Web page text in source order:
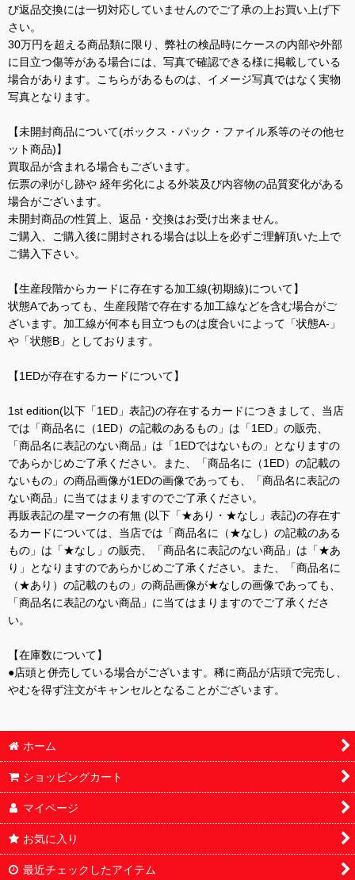
び返品交換には一切対応していませんのでご了承の上お買い上げ下
さい。
30万円を超える商品類に限り、弊社の検品時にケースの内部や外部
に目立つ傷等がある場合には、写真で確認できる様に掲載している
場合があります。こちらがあるものは、イメージ写真ではなく実物
写真となります。
【未開封商品について(ボックス・パック・ファイル系等のその他セ
ット商品)】
買取品が含まれる場合もございます。
伝票の剥がし跡や 経年劣化による外装及び内容物の品質変化がある
場合がございます。
未開封商品の性質上、返品・交換はお受け出来ません。
ご購入、ご購入後に開封される場合は以上を必ずご理解頂いた上で
ご購入下さい。
【生産段階からカードに存在する加工線(初期線)について】
状態Aであっても、生産段階で存在する加工線などを含む場合がご
ざいます。加工線が何本も目立つものは度合いによって「状態A-」
や「状態B」としております。
【1EDが存在するカードについて】
1st edition(以下「1ED」表記)の存在するカードにつきまして、当店
では「商品名に（1ED）の記載のあるもの」は「1ED」の販売、
「商品名に表記のない商品」は「1EDではないもの」となりますの
であらかじめご了承ください。また、「商品名に（1ED）の記載の
ないもの」の商品画像が1EDの画像であっても、「商品名に表記の
ない商品」に当てはまりますのでご了承ください。
再販表記の星マークの有無 (以下「★あり・★なし」表記)の存在す
るカードについては、当店では「商品名に（★なし）の記載のある
もの」は「★なし」の販売、「商品名に表記のない商品」は「★あ
り」となりますのであらかじめご了承ください。また、「商品名に
（★あり）の記載のもの」の商品画像が★なしの画像であっても、
「商品名に表記のない商品」に当てはまりますのでご了承くださ
い。
【在庫数について】
●店頭と併売している場合がございます。稀に商品が店頭で完売し、
やむを得ず注文がキャンセルとなることがございます。
ホーム
ショッピングカート
マイページ
お気に入り
最近チェックしたアイテム